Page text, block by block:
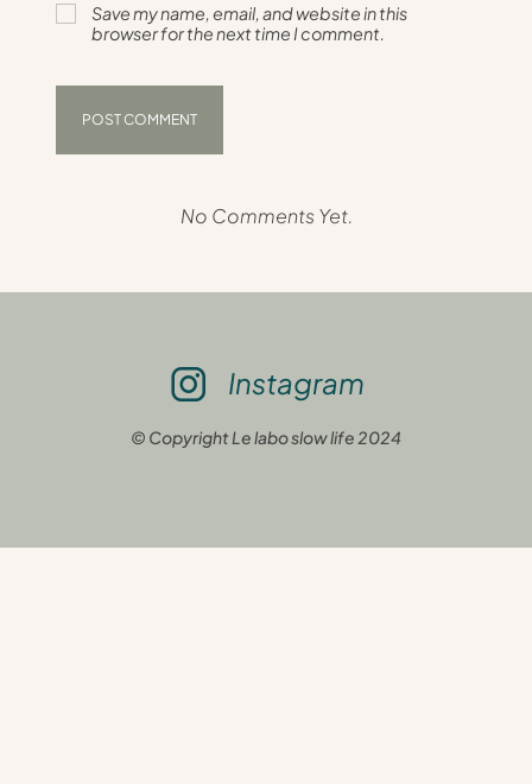
Save my name, email, and website in this
browser for the next time I comment.
No Comments Yet.
Instagram
© Copyright Le labo slow life 2024